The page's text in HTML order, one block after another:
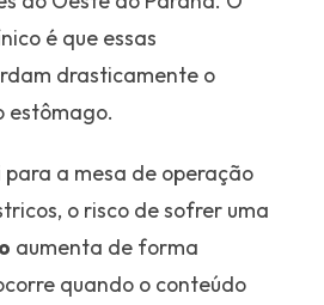
é que essas
drasticamente o
estômago.
para a mesa de operação
o risco de sofrer uma
aumenta de forma
quando o conteúdo